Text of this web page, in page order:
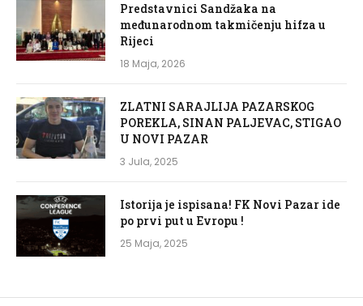
Predstavnici Sandžaka na
međunarodnom takmičenju hifza u
Rijeci
18 Maja, 2026
ZLATNI SARAJLIJA PAZARSKOG
POREKLA, SINAN PALJEVAC, STIGAO
U NOVI PAZAR
3 Jula, 2025
Istorija je ispisana! FK Novi Pazar ide
po prvi put u Evropu !
25 Maja, 2025